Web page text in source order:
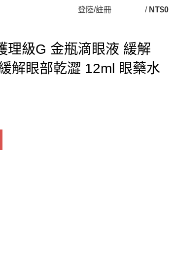
登陸/註冊 / NT$0
理級G 金瓶滴眼液 緩解
解眼部乾澀 12ml 眼藥水